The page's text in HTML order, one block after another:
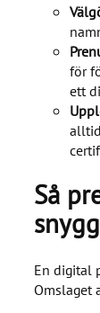
för
ett
Så
En digital
Omslaget